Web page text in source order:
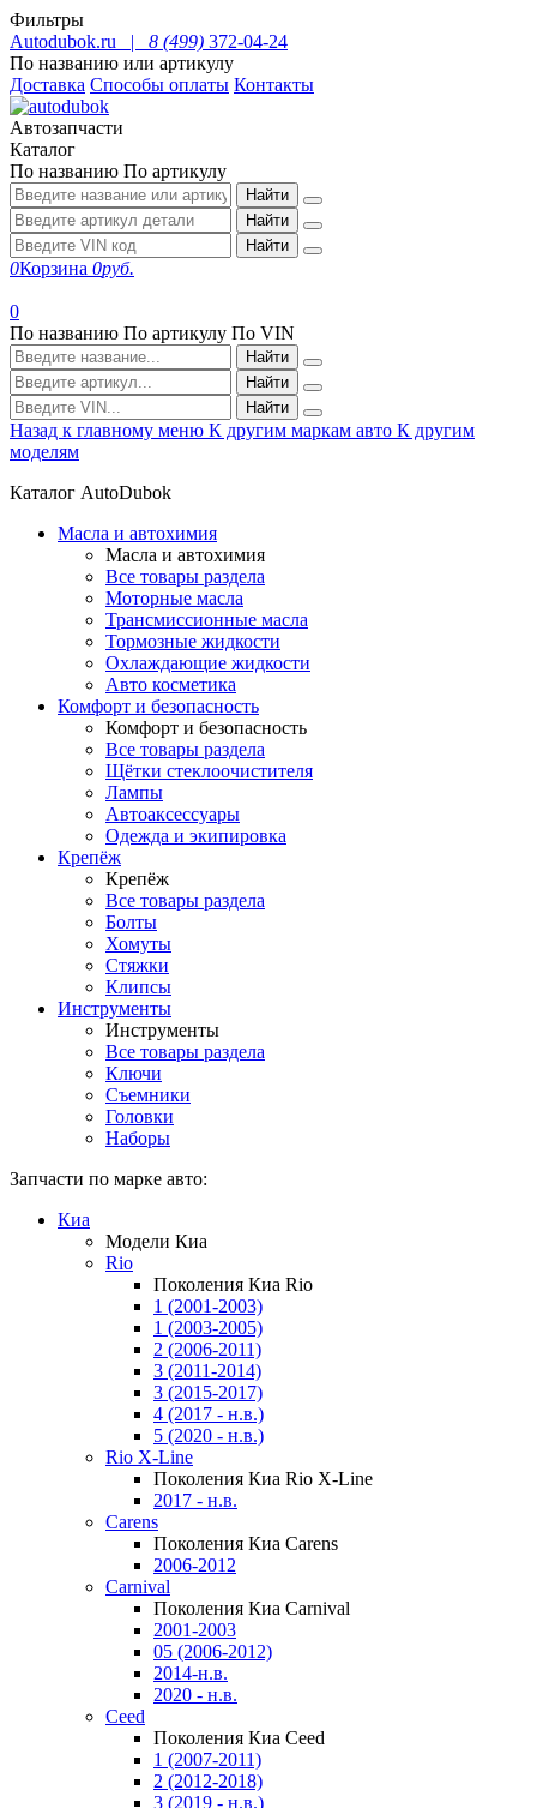
Фильтры
Autodubok.ru |
8 (499) 372-04-24
По названию или артикулу
Доставка Способы оплаты Контакты
Автозапчасти
Каталог
По названию По артикулу
Найти
Найти
Найти
0Корзина 0руб.
0
По названию По артикулу По VIN
Найти
Найти
Найти
Назад к главному меню К другим маркам авто К другим
моделям
Каталог AutoDubok
Масла и автохимия
Масла и автохимия
Все товары раздела
Моторные масла
Трансмиссионные масла
Тормозные жидкости
Охлаждающие жидкости
Авто косметика
Комфорт и безопасность
Комфорт и безопасность
Все товары раздела
Щётки стеклоочистителя
Лампы
Автоаксессуары
Одежда и экипировка
Крепёж
Крепёж
Все товары раздела
Болты
Хомуты
Стяжки
Клипсы
Инструменты
Инструменты
Все товары раздела
Ключи
Съемники
Головки
Наборы
Запчасти по марке авто:
Киа
Модели Киа
Rio
Поколения Киа Rio
1 (2001-2003)
1 (2003-2005)
2 (2006-2011)
3 (2011-2014)
3 (2015-2017)
4 (2017 - н.в.)
5 (2020 - н.в.)
Rio X-Line
Поколения Киа Rio X-Line
2017 - н.в.
Carens
Поколения Киа Carens
2006-2012
Carnival
Поколения Киа Carnival
2001-2003
05 (2006-2012)
2014-н.в.
2020 - н.в.
Ceed
Поколения Киа Ceed
1 (2007-2011)
2 (2012-2018)
3 (2019 - н.в.)